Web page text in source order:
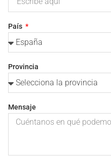
País
Provincia
Mensaje